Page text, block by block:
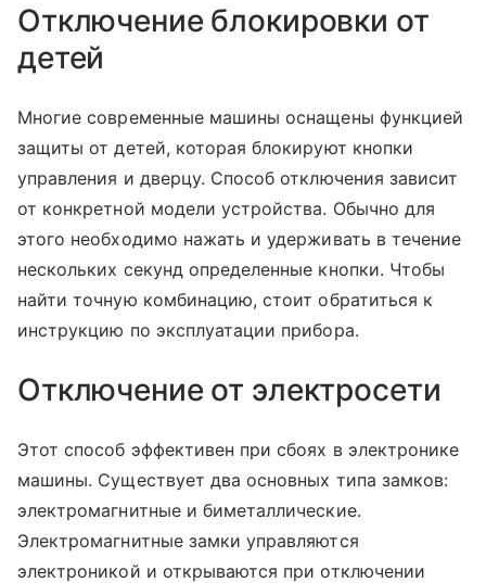
Отключение блокировки от
детей
Многие современные машины оснащены функцией
защиты от детей, которая блокируют кнопки
управления и дверцу. Способ отключения зависит
от конкретной модели устройства. Обычно для
этого необходимо нажать и удерживать в течение
нескольких секунд определенные кнопки. Чтобы
найти точную комбинацию, стоит обратиться к
инструкцию по эксплуатации прибора.
Отключение от электросети
Этот способ эффективен при сбоях в электронике
машины. Существует два основных типа замков:
электромагнитные и биметаллические.
Электромагнитные замки управляются
электроникой и открываются при отключении